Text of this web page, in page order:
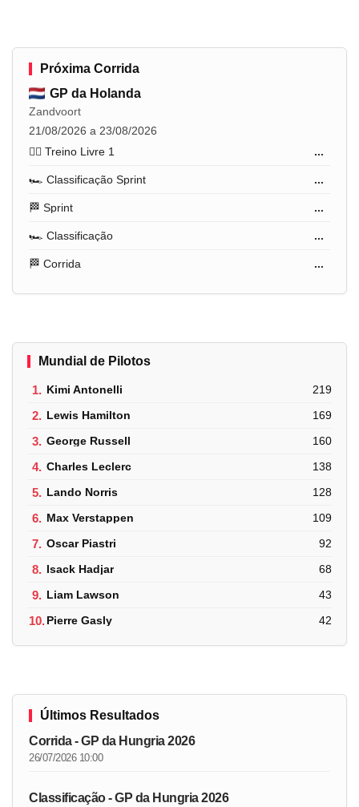
Próxima Corrida
GP da Holanda
Zandvoort
21/08/2026 a 23/08/2026
🏋️‍♂️ Treino Livre 1
...
🏎️ Classificação Sprint ...
🏁 Sprint ...
🏎️ Classificação ...
🏁 Corrida ...
Mundial de Pilotos
1. Kimi Antonelli 219
2. Lewis Hamilton 169
3. George Russell 160
4. Charles Leclerc 138
5. Lando Norris 128
6. Max Verstappen 109
7. Oscar Piastri 92
8. Isack Hadjar 68
9. Liam Lawson 43
10.Pierre Gasly 42
Últimos Resultados
Corrida - GP da Hungria 2026
26/07/2026 10:00
Classificação - GP da Hungria 2026